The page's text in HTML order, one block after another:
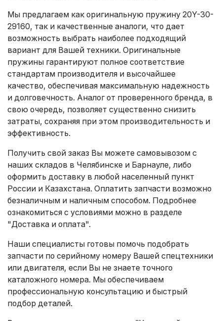
Мы предлагаем как оригинальную пружину 20Y-30-
29160, так и качественные аналоги, что дает
возможность выбрать наиболее подходящий
вариант для Вашей техники. Оригинальные
пружины гарантируют полное соответствие
стандартам производителя и высочайшее
качество, обеспечивая максимальную надежность
и долговечность. Аналог от проверенного бренда, в
свою очередь, позволяет существенно снизить
затраты, сохраняя при этом производительность и
эффективность.
Получить свой заказ Вы можете самовывозом с
наших складов в Челябинске и Барнауле, либо
оформить доставку в любой населенный пункт
России и Казахстана. Оплатить запчасти возможно
безналичным и наличным способом. Подробнее
ознакомиться с условиями можно в разделе
"Доставка и оплата".
Наши специалисты готовы помочь подобрать
запчасти по серийному номеру Вашей спецтехники
или двигателя, если Вы не знаете точного
каталожного номера. Мы обеспечиваем
профессиональную консультацию и быстрый
подбор деталей.